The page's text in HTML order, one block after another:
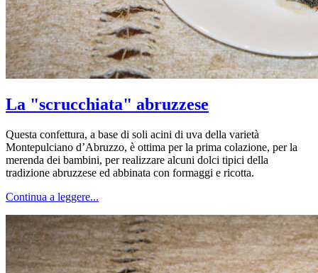
La "scrucchiata" abruzzese
Questa confettura, a base di soli acini di uva della varietà
Montepulciano d’Abruzzo, è ottima per la prima colazione, per la
merenda dei bambini, per realizzare alcuni dolci tipici della
tradizione abruzzese ed abbinata con formaggi e ricotta.
Continua a leggere...